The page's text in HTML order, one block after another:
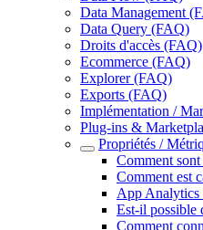
Data Management
Data Query (FAQ)
Droits d'accès (FAQ)
Ecommerce (FAQ)
Explorer (FAQ)
Exports (FAQ)
Implémentation /
Plug-ins &
Propriétés /
Comment sont
Comment est
App Analytics
Est-il possible
Comment